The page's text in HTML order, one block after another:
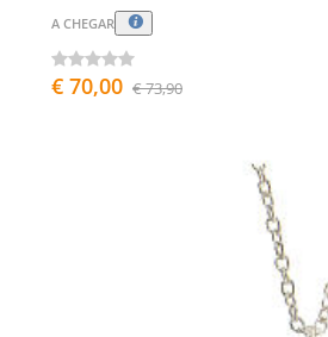
A CHEGAR
€ 70,00 € 73,90